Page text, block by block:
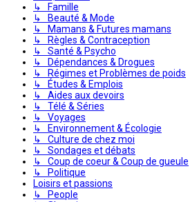
↳ Famille
↳ Beauté & Mode
↳ Mamans & Futures mamans
↳ Règles & Contraception
↳ Santé & Psycho
↳ Dépendances & Drogues
↳ Régimes et Problèmes de poids
↳ Études & Emplois
↳ Aides aux devoirs
↳ Télé & Séries
↳ Voyages
↳ Environnement & Écologie
↳ Culture de chez moi
↳ Sondages et débats
↳ Coup de coeur & Coup de gueule
↳ Politique
Loisirs et passions
↳ People